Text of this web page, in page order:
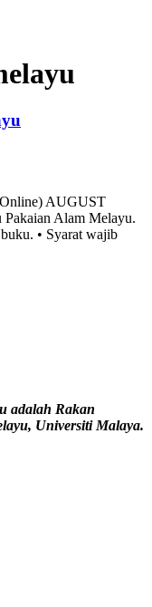
AUGUST
Alam Melayu.
• Syarat wajib
adalah Rakan
Universiti Malaya.